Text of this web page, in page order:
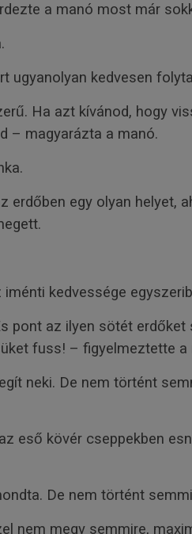
a manó most már
ugyanolyan kedvesen
Ha azt kívánod, hogy
– magyarázta a manó.
erdőben egy olyan
kedvessége
pont az ilyen sötét
fuss! – figyelmeztette
neki. De nem történt
eső kövér cseppekben
De nem történt
nem megy semmire,